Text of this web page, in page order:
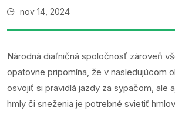
nov 14, 2024
Národná diaľničná spoločnosť zároveň
opätovne pripomína, že v nasledujúcom
osvojiť si pravidlá jazdy za sypačom, ale
hmly či sneženia je potrebné svietiť